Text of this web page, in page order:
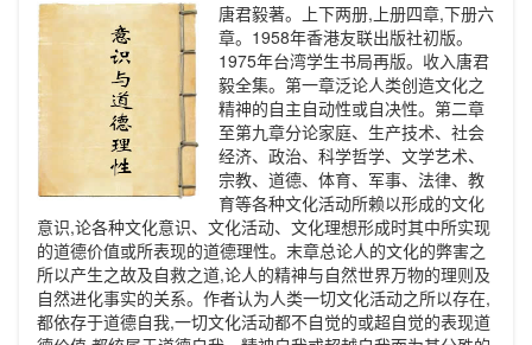
唐君毅著。上下两册,上册四章,下册六
章。1958年香港友联出版社初版。
1975年台湾学生书局再版。收入唐君
毅全集。第一章泛论人类创造文化之
精神的自主自动性或自决性。第二章
至第九章分论家庭、生产技术、社会
经济、政治、科学哲学、文学艺术、
宗教、道德、体育、军事、法律、教
育等各种文化活动所赖以形成的文化
意识,论各种文化意识、文化活动、文化理想形成时其中所实现
的道德价值或所表现的道德理性。末章总论人的文化的弊害之
所以产生之故及自救之道,论人的精神与自然世界万物的理则及
自然进化事实的关系。作者认为人类一切文化活动之所以存在,
都依存于道德自我,一切文化活动都不自觉的或超自觉的表现道